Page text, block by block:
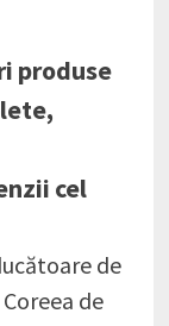
produse
cel
de
de